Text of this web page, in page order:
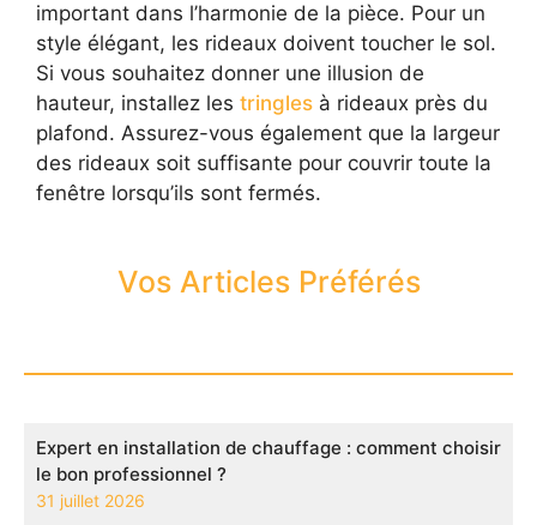
important dans l’harmonie de la pièce. Pour un
style élégant, les rideaux doivent toucher le sol.
Si vous souhaitez donner une illusion de
hauteur, installez les tringles à rideaux près du
plafond. Assurez-vous également que la largeur
des rideaux soit suffisante pour couvrir toute la
fenêtre lorsqu’ils sont fermés.
Vos Articles Préférés
Expert en installation de chauffage : comment choisir
le bon professionnel ?
31 juillet 2026